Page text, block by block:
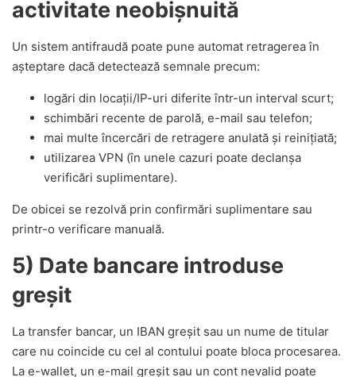
activitate neobișnuită
Un sistem antifraudă poate pune automat retragerea în
așteptare dacă detectează semnale precum:
logări din locații/IP-uri diferite într-un interval scurt;
schimbări recente de parolă, e-mail sau telefon;
mai multe încercări de retragere anulată și reinițiată;
utilizarea VPN (în unele cazuri poate declanșa
verificări suplimentare).
De obicei se rezolvă prin confirmări suplimentare sau
printr-o verificare manuală.
5) Date bancare introduse
greșit
La transfer bancar, un IBAN greșit sau un nume de titular
care nu coincide cu cel al contului poate bloca procesarea.
La e-wallet, un e-mail greșit sau un cont nevalid poate